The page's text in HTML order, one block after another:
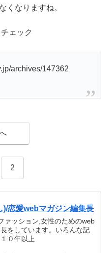
くなりますね。
ェック
archives/147362
2
)/恋愛webマガジン編集長
ァッション,女性のためのweb
をしています。いろんな記
０年以上